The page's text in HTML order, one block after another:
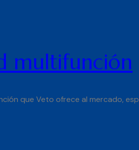
multifunción
que Veto ofrece al mercado,